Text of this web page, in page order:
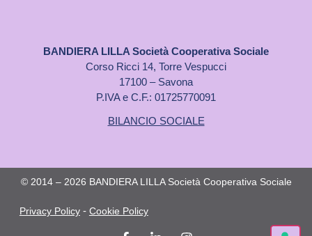
BANDIERA LILLA Società Cooperativa Sociale
Corso Ricci 14, Torre Vespucci
17100 – Savona
P.IVA e C.F.: 01725770091
BILANCIO SOCIALE
© 2014 – 2026 BANDIERA LILLA Società Cooperativa Sociale
Privacy Policy - Cookie Policy